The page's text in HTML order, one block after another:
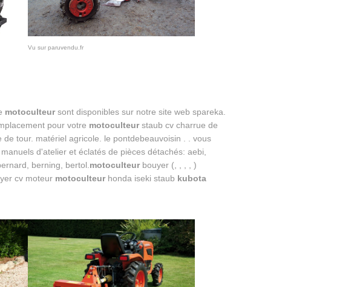
Vu sur paruvendu.fr
motoculteursont disponibles sur notre site web spareka.
pour votre motoculteurstaub cv charrue de
tour. matériel agricole. le pontdebeauvoisin . . vous
d'atelier et éclatés de pièces détachés: aebi,
berning, bertol.motoculteurbouyer (, , , , )
cv moteur motoculteurhonda iseki staub kubota